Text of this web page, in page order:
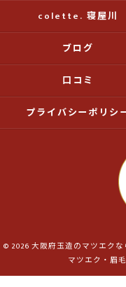
colette. 寝屋川
ブログ
口コミ
プライバシーポリシ
© 2026 大阪府玉造のマツエク
マツエク・眉毛